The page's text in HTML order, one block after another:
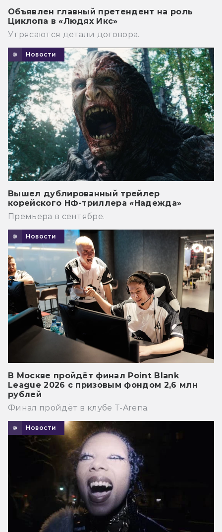
Объявлен главный претендент на роль
Циклопа в «Людях Икс»
Утрясаются детали договора.
Новости
Вышел дублированный трейлер
корейского НФ-триллера «Надежда»
Премьера в сентябре.
Новости
В Москве пройдёт финал Point Blank
League 2026 с призовым фондом 2,6 млн
рублей
Финал пройдёт в клубе T-Arena.
Новости